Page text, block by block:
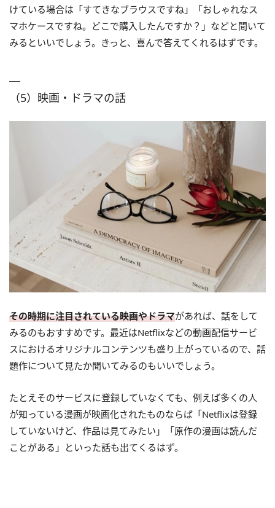
けている場合は「すてきなブラウスですね」「おしゃれなス
マホケースですね。どこで購入したんですか？」などと聞いて
みるといいでしょう。きっと、喜んで答えてくれるはずです。
（5）映画・ドラマの話
その時期に注目されている映画やドラマがあれば、話をして
みるのもおすすめです。最近はNetflixなどの動画配信サービ
スにおけるオリジナルコンテンツも盛り上がっているので、話
題作について見たか聞いてみるのもいいでしょう。
たとえそのサービスに登録していなくても、例えば多くの人
が知っている漫画が映画化されたものならば「Netflixは登録
していないけど、作品は見てみたい」「原作の漫画は読んだ
ことがある」といった話も出てくるはず。